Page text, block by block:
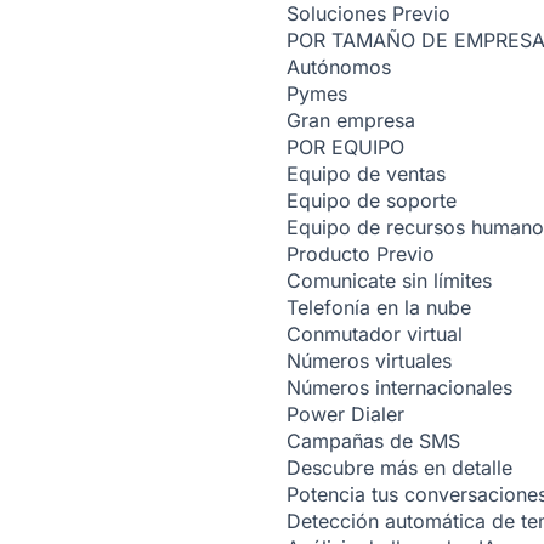
Soluciones Previo
POR TAMAÑO DE EMPRESA
Autónomos
Pymes
Gran empresa
POR EQUIPO
Equipo de ventas
Equipo de soporte
Equipo de recursos
Producto Previo
Comunicate sin límites
Telefonía en la nube
Conmutador virtual
Números virtuales
Números internacionales
Power Dialer
Campañas de SMS
Descubre más en detalle
Potencia tus
Detección automática de